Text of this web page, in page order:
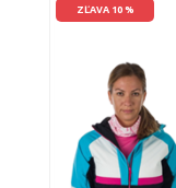
ZĽAVA 10 %